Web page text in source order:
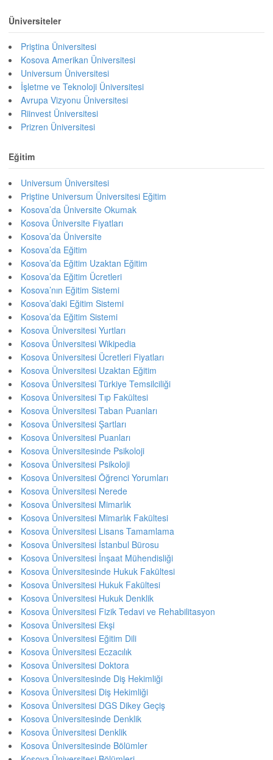
Üniversiteler
Priştina Üniversitesi
Kosova Amerikan Üniversitesi
Universum Üniversitesi
İşletme ve Teknoloji Üniversitesi
Avrupa Vizyonu Üniversitesi
Riinvest Üniversitesi
Prizren Üniversitesi
Eğitim
Universum Üniversitesi
Priştine Universum Üniversitesi Eğitim
Kosova’da Üniversite Okumak
Kosova Üniversite Fiyatları
Kosova’da Üniversite
Kosova’da Eğitim
Kosova’da Eğitim Uzaktan Eğitim
Kosova’da Eğitim Ücretleri
Kosova’nın Eğitim Sistemi
Kosova’daki Eğitim Sistemi
Kosova’da Eğitim Sistemi
Kosova Üniversitesi Yurtları
Kosova Üniversitesi Wikipedia
Kosova Üniversitesi Ücretleri Fiyatları
Kosova Üniversitesi Uzaktan Eğitim
Kosova Üniversitesi Türkiye Temsilciliği
Kosova Üniversitesi Tıp Fakültesi
Kosova Üniversitesi Taban Puanları
Kosova Üniversitesi Şartları
Kosova Üniversitesi Puanları
Kosova Üniversitesinde Psikoloji
Kosova Üniversitesi Psikoloji
Kosova Üniversitesi Öğrenci Yorumları
Kosova Üniversitesi Nerede
Kosova Üniversitesi Mimarlık
Kosova Üniversitesi Mimarlık Fakültesi
Kosova Üniversitesi Lisans Tamamlama
Kosova Üniversitesi İstanbul Bürosu
Kosova Üniversitesi İnşaat Mühendisliği
Kosova Üniversitesinde Hukuk Fakültesi
Kosova Üniversitesi Hukuk Fakültesi
Kosova Üniversitesi Hukuk Denklik
Kosova Üniversitesi Fizik Tedavi ve Rehabilitasyon
Kosova Üniversitesi Ekşi
Kosova Üniversitesi Eğitim Dili
Kosova Üniversitesi Eczacılık
Kosova Üniversitesi Doktora
Kosova Üniversitesinde Diş Hekimliği
Kosova Üniversitesi Diş Hekimliği
Kosova Üniversitesi DGS Dikey Geçiş
Kosova Üniversitesinde Denklik
Kosova Üniversitesi Denklik
Kosova Üniversitesinde Bölümler